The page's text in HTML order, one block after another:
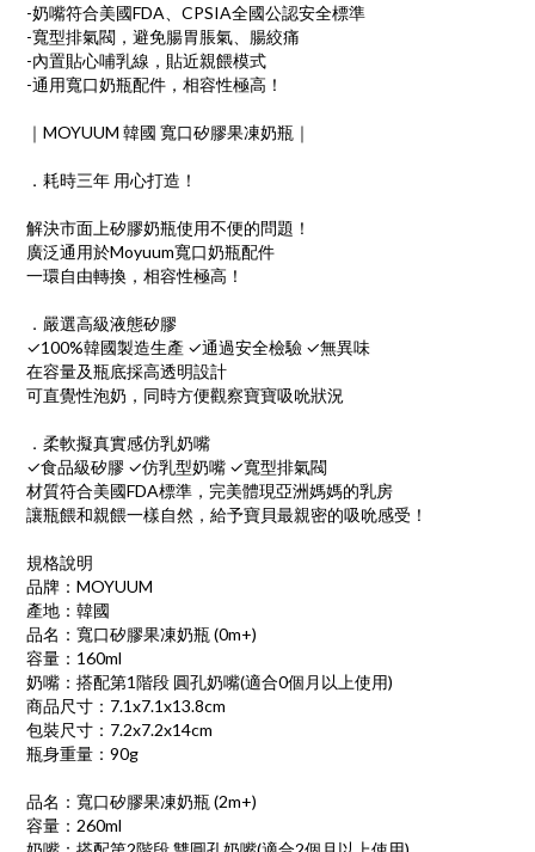
-奶嘴符合美國FDA、CPSIA全國公認安全標準
-寬型排氣閥，避免腸胃脹氣、腸絞痛
-內置貼心哺乳線，貼近親餵模式
-通用寬口奶瓶配件，相容性極高！
｜MOYUUM 韓國 寬口矽膠果凍奶瓶｜
．耗時三年 用心打造！
解決市面上矽膠奶瓶使用不便的問題！
廣泛通用於Moyuum寬口奶瓶配件
一環自由轉換，相容性極高！
．嚴選高級液態矽膠
✓100%韓國製造生產 ✓通過安全檢驗 ✓無異味
在容量及瓶底採高透明設計
可直覺性泡奶，同時方便觀察寶寶吸吮狀況
．柔軟擬真實感仿乳奶嘴
✓食品級矽膠 ✓仿乳型奶嘴 ✓寬型排氣閥
材質符合美國FDA標準，完美體現亞洲媽媽的乳房
讓瓶餵和親餵一樣自然，給予寶貝最親密的吸吮感受！
規格說明
品牌：MOYUUM
產地：韓國
品名：寬口矽膠果凍奶瓶 (0m+)
容量：160ml
奶嘴：搭配第1階段 圓孔奶嘴(適合0個月以上使用)
商品尺寸：7.1x7.1x13.8cm
包裝尺寸：7.2x7.2x14cm
瓶身重量：90g
品名：寬口矽膠果凍奶瓶 (2m+)
容量：260ml